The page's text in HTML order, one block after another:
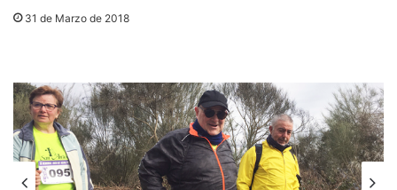
31 de Marzo de 2018